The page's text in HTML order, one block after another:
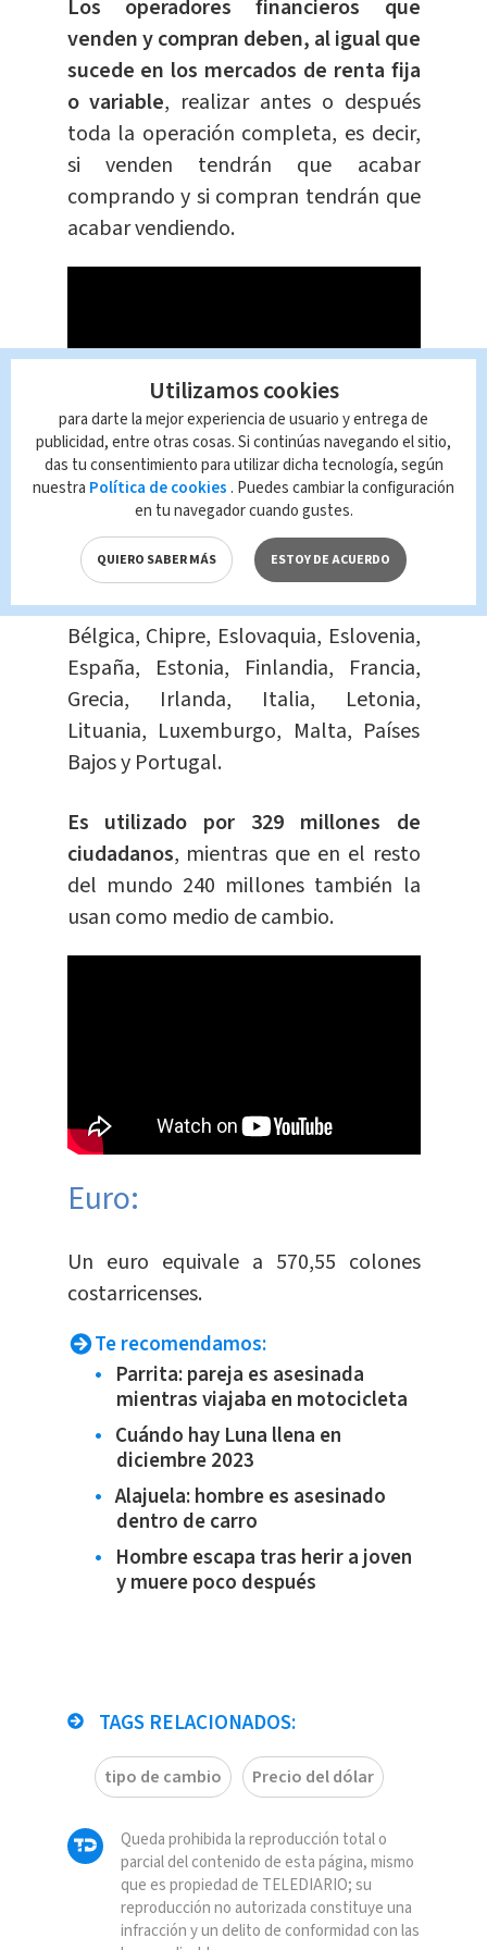
Los operadores financieros que
venden y compran deben, al igual que
sucede en los mercados de renta fija
o variable, realizar antes o después
toda la operación completa, es decir,
si venden tendrán que acabar
comprando y si compran tendrán que
acabar vendiendo.
¿Qué es el euro?
Es la moneda de la Unión Europea
conformada: Alemania, Austria,
Bélgica, Chipre, Eslovaquia, Eslovenia,
España, Estonia, Finlandia, Francia,
Grecia, Irlanda, Italia, Letonia,
Lituania, Luxemburgo, Malta, Países
Bajos y Portugal.
Es utilizado por 329 millones de
ciudadanos, mientras que en el resto
del mundo 240 millones también la
usan como medio de cambio.
Euro:
​Un euro equivale a 570,55 colones
costarricenses.​
Te recomendamos:
Parrita: pareja es asesinada
mientras viajaba en motocicleta
Cuándo hay Luna llena en
diciembre 2023
Alajuela: hombre es asesinado
dentro de carro
Hombre escapa tras herir a joven
y muere poco después
TAGS RELACIONADOS:
tipo de cambio Precio del dólar
Queda prohibida la reproducción total o
parcial del contenido de esta página, mismo
que es propiedad de TELEDIARIO; su
reproducción no autorizada constituye una
infracción y un delito de conformidad con las
Utilizamos cookies
para darte la mejor experiencia de usuario y entrega de
publicidad, entre otras cosas. Si continúas navegando el sitio,
das tu consentimiento para utilizar dicha tecnología, según
nuestra Política de cookies . Puedes cambiar la configuración
en tu navegador cuando gustes.
QUIERO SABER MÁS ESTOY DE ACUERDO